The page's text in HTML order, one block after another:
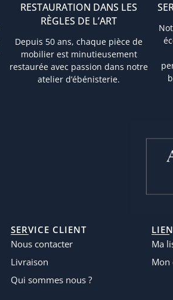
RESTAURATION DANS LES
RÈGLES DE L’ART
Depuis 50 ans, chaque pièce de
mobilier est minutieusement
restaurée avec passion dans notre
atelier d’ébénisterie.
SERVICE CLIENT
Nous contacter
Livraison
Qui sommes nous ?
Ma
Mon